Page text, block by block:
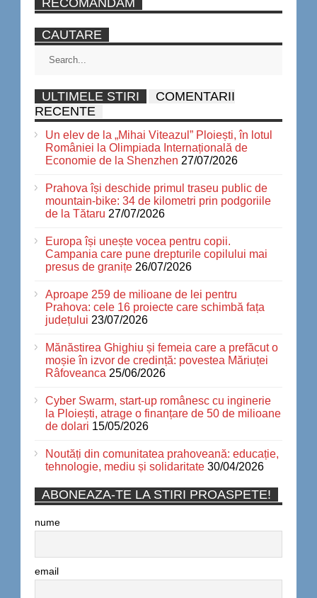
RECOMANDAM
CAUTARE
ULTIMELE STIRI
COMENTARII
RECENTE
Un elev de la „Mihai Viteazul” Ploiești, în lotul
României la Olimpiada Internațională de
Economie de la Shenzhen 27/07/2026
Prahova își deschide primul traseu public de
mountain-bike: 34 de kilometri prin podgoriile
de la Tătaru 27/07/2026
Europa își unește vocea pentru copii.
Campania care pune drepturile copilului mai
presus de granițe 26/07/2026
Aproape 259 de milioane de lei pentru
Prahova: cele 16 proiecte care schimbă fața
județului 23/07/2026
Mănăstirea Ghighiu și femeia care a prefăcut o
moșie în izvor de credință: povestea Măriuței
Râfoveanca 25/06/2026
Cyber Swarm, start-up românesc cu inginerie
la Ploiești, atrage o finanțare de 50 de milioane
de dolari 15/05/2026
Noutăți din comunitatea prahoveană: educație,
tehnologie, mediu și solidaritate 30/04/2026
ABONEAZA-TE LA STIRI PROASPETE!
nume
email